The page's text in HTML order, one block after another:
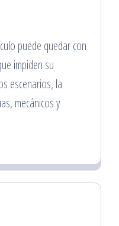
en
puede quedar con
impiden su
escenarios, la
mecánicos y